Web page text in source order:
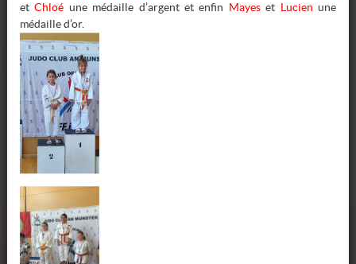
etChloé une médaille d’argent et enfin Mayeset Lucienune
médaille d’or.